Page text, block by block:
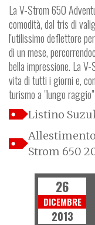
La V-Strom 650
comodità, dal tris di
l'utilissimo deflettore
di un mese,
bella impressione. La
vita di tutti i giorni e,
turismo a "lungo raggio"
Listino
Strom 650
26
DICEMBRE
2013